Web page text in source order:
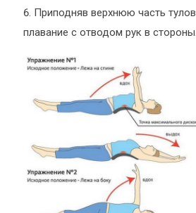
Приподняв верхнюю часть
плавание с отводом рук в стороны.